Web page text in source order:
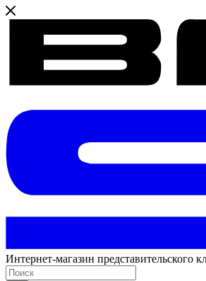
Интернет-магазин представительского